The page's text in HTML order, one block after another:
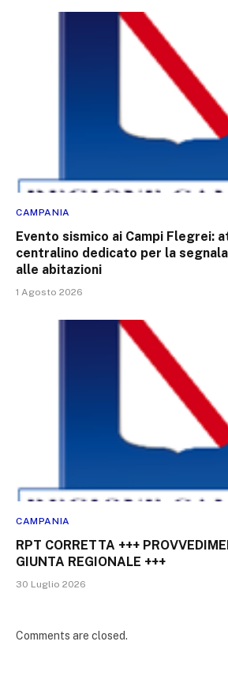
CAMPANIA
Evento sismico ai Campi Flegrei:
centralino dedicato per la
alle abitazioni
1 Agosto 2026
CAMPANIA
RPT CORRETTA +++
GIUNTA REGIONALE +++
30 Luglio 2026
Comments are closed.